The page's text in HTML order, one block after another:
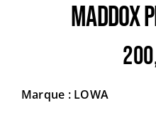
MADDOX
Marque : LOWA